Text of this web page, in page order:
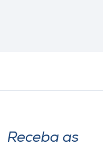
Receba as